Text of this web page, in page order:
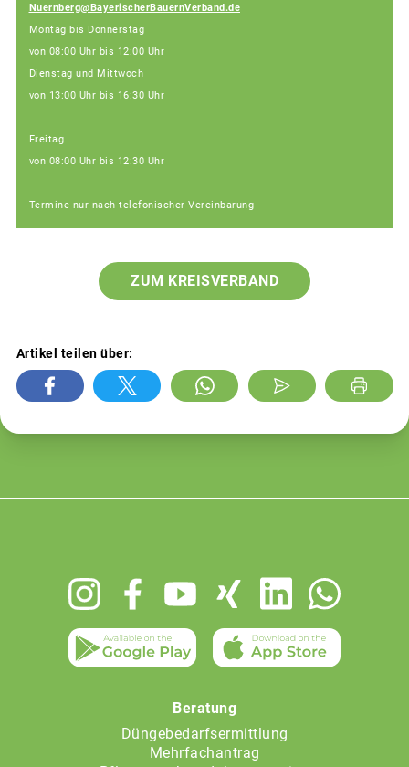
Nuernberg@BayerischerBauernVerband.de
Montag bis Donnerstag
von 08:00 Uhr bis 12:00 Uhr
Dienstag und Mittwoch
von 13:00 Uhr bis 16:30 Uhr
Freitag
von 08:00 Uhr bis 12:30 Uhr
Termine nur nach telefonischer Vereinbarung
ZUM KREISVERBAND
Artikel teilen über:
Beratung
Düngebedarfsermittlung
Mehrfachantrag